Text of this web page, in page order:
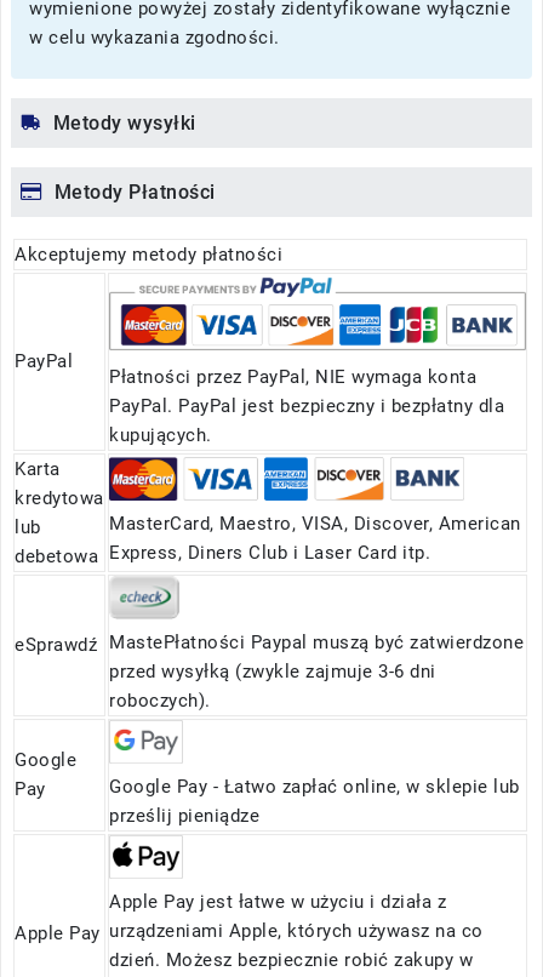
wymienione powyżej zostały zidentyfikowane wyłącznie
w celu wykazania zgodności.
Metody wysyłki
Metody Płatności
Akceptujemy metody płatności
PayPal
Płatności przez PayPal, NIE wymaga konta
PayPal. PayPal jest bezpieczny i bezpłatny dla
kupujących.
Karta
kredytowa
lub
debetowa
MasterCard, Maestro, VISA, Discover, American
Express, Diners Club i Laser Card itp.
eSprawdź
MastePłatności Paypal muszą być zatwierdzone
przed wysyłką (zwykle zajmuje 3-6 dni
roboczych).
Google
Pay
Google Pay - Łatwo zapłać online, w sklepie lub
prześlij pieniądze
Apple Pay
Apple Pay jest łatwe w użyciu i działa z
urządzeniami Apple, których używasz na co
dzień. Możesz bezpiecznie robić zakupy w